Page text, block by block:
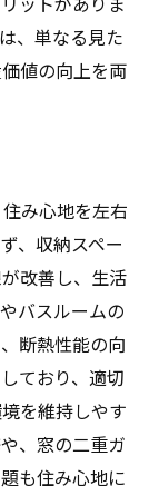
、単なる見た
値の向上を両
み心地を左右
、収納スペー
改善し、生活
バスルームの
断熱性能の向
ており、適切
を維持しやす
、窓の二重ガ
も住み心地に